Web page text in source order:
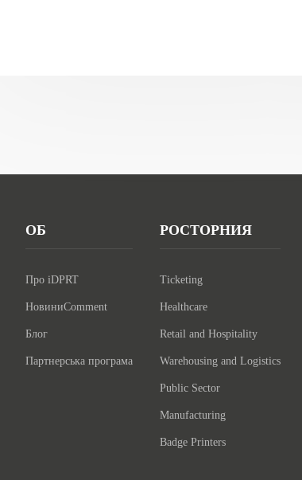
ОБ
Про iDPRT
НовиниComment
Блог
Партнерська програма
РОСТОРНИЯ
Ticketing
Healthcare
Retail and Hospitality
Warehousing and Logistics
Public Sector
Manufacturing
Badge Printers